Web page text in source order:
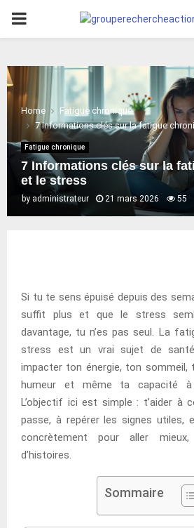
PRIMARY
Home
Fatigue chronique
7 Informations clés sur la fatigue
Fatigue chronique
7 Informations clés sur la
et le stress
by administrateur 21 mars 2026 55
Si tu te sens épuisé depuis des
suffit plus et que le stress
davantage, tu n’es pas seul. La
stress est un vrai sujet de
impacter ton énergie, ton sommeil,
humeur et même ta capacité à
L’objectif ici est simple : t’aider à
passe, à repérer les signes utiles,
concrètement pour aller
d’histoires.
Sommaire